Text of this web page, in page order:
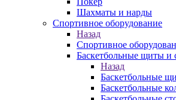
Шахматы и нарды
Спортивное оборудование
Назад
Спортивное
Баскетбольные щиты и
Назад
Баскетбольные
Баскетбольные